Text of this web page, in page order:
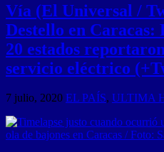
Vía (El Universal /
Destello en Caracas:
20 estados
servicio eléctrico
7 julio, 2020 EL PAÍS, ULTIMA